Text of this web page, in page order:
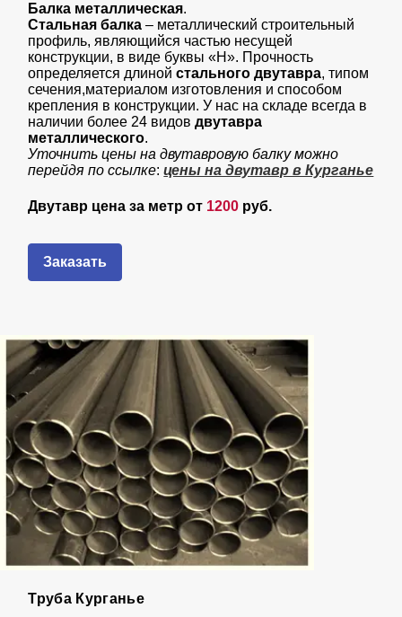
Балка металлическая.
Стальная балка – металлический строительный
профиль, являющийся частью несущей
конструкции, в виде буквы «Н». Прочность
определяется длинойстального двутавра, типом
сечения,материалом изготовления и способом
крепления в конструкции. У нас на складе всегда в
наличии более 24 видовдвутавра
металлического.
Уточнить цены на двутавровую балку можно
перейдя по ссылке:цены на двутавр в Курганье
Двутавр цена за метр от 1200 руб.
Заказать
Труба Курганье